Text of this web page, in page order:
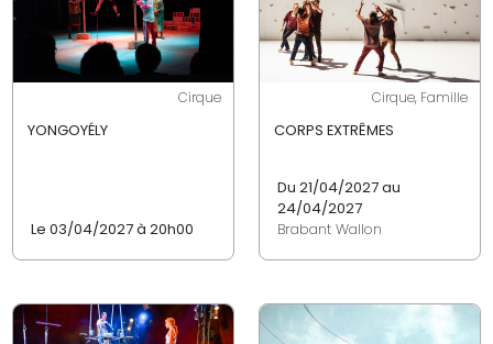
Cirque
YONGOYÉLY
Le 03/04/2027 à 20h00
Cirque, Famille
CORPS EXTRÊMES
Du 21/04/2027 au
24/04/2027
Brabant Wallon